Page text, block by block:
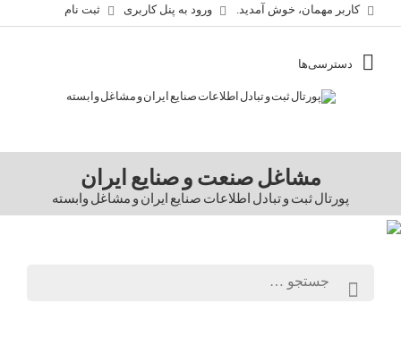
کاربر مهمان، خوش آمدید. ورود به پنل کاربری ثبت نام
مشاغل صنعت و صنایع ایران
پورتال ثبت و تبادل اطلاعات صنایع ایران و مشاغل وابسته